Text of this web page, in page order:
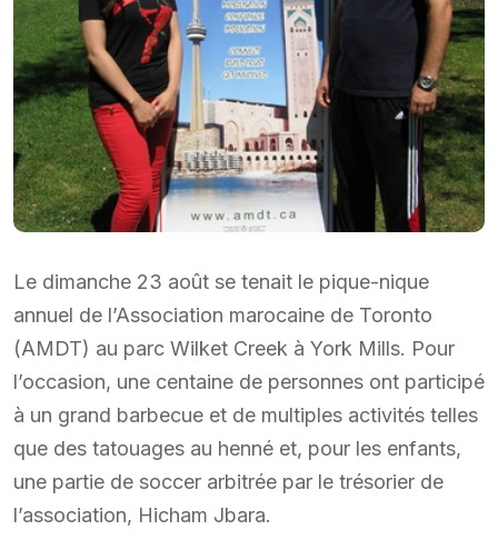
Le dimanche 23 août se tenait le pique-nique
annuel de l’Association marocaine de Toronto
(AMDT) au parc Wilket Creek à York Mills. Pour
l’occasion, une centaine de personnes ont participé
à un grand barbecue et de multiples activités telles
que des tatouages au henné et, pour les enfants,
une partie de soccer arbitrée par le trésorier de
l’association, Hicham Jbara.